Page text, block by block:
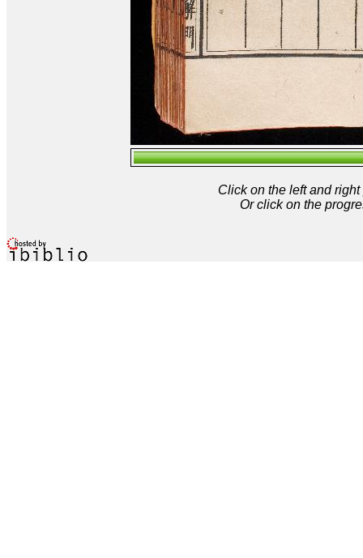
Click on the left and
Or click on the